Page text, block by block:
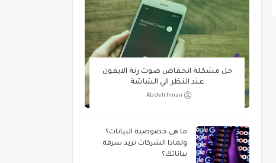
حل مشكلة انخفاض صوت رنة الايفون
عند النظر الي الشاشة
Abdelrhman
ما هي خصوصية البيانات؟
ولماذا الشركات تريد سرقة
بياناتك؟